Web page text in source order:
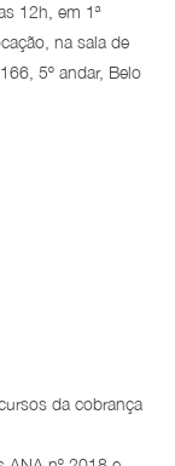
12h, em 1ª
na sala de
5º andar, Belo
da cobrança